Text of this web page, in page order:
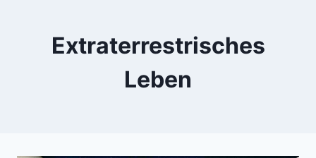
Extraterrestrisches
Leben